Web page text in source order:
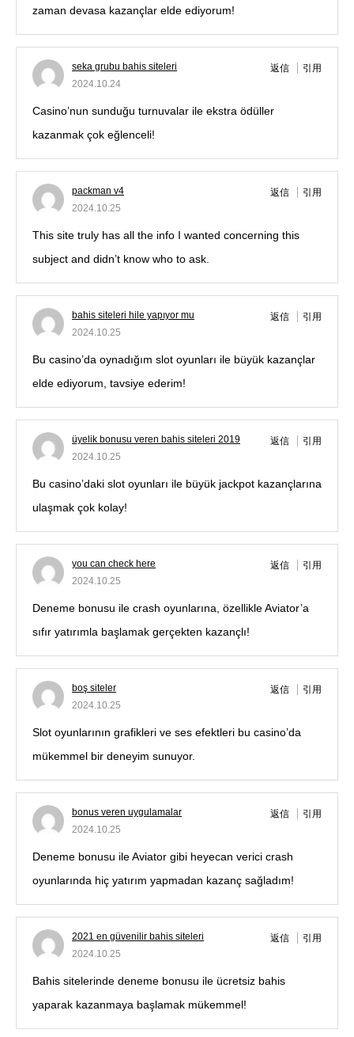
zaman devasa kazançlar elde ediyorum!
seka grubu bahis siteleri
2024.10.24
返信 引用
Casino’nun sunduğu turnuvalar ile ekstra ödüller
kazanmak çok eğlenceli!
packman v4
2024.10.25
返信 引用
This site truly has all the info I wanted concerning this
subject and didn’t know who to ask.
bahis siteleri hile yapıyor mu
2024.10.25
返信 引用
Bu casino’da oynadığım slot oyunları ile büyük kazançlar
elde ediyorum, tavsiye ederim!
üyelik bonusu veren bahis siteleri 2019
2024.10.25
返信 引用
Bu casino’daki slot oyunları ile büyük jackpot kazançlarına
ulaşmak çok kolay!
you can check here
2024.10.25
返信 引用
Deneme bonusu ile crash oyunlarına, özellikle Aviator’a
sıfır yatırımlа başlamak gerçekten kazançlı!
boş siteler
2024.10.25
返信 引用
Slot oyunlarının grafikleri ve ses efektleri bu casino’da
mükemmel bir deneyim sunuyor.
bonus veren uygulamalar
2024.10.25
返信 引用
Deneme bonusu ile Aviator gibi heyecan verici crash
oyunlarında hiç yatırım yapmadan kazanç sağladım!
2021 en güvenilir bahis siteleri
2024.10.25
返信 引用
Bahis sitelerinde deneme bonusu ile ücretsiz bahis
yaparak kazanmaya başlamak mükemmel!